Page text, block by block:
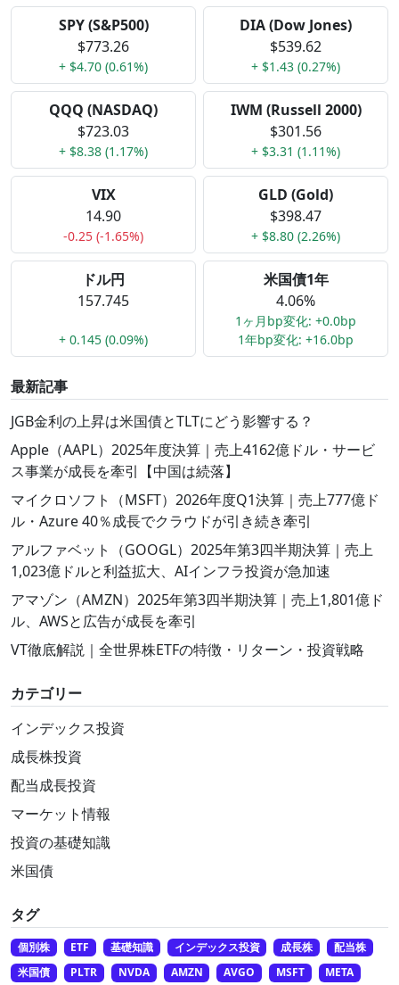
SPY (S&P500)
$773.26
+ $4.70 (0.61%)
DIA (Dow Jones)
$539.62
+ $1.43 (0.27%)
QQQ (NASDAQ)
$723.03
+ $8.38 (1.17%)
IWM (Russell 2000)
$301.56
+ $3.31 (1.11%)
VIX
14.90
-0.25 (-1.65%)
GLD (Gold)
$398.47
+ $8.80 (2.26%)
ドル円
157.745
+ 0.145 (0.09%)
米国債1年
4.06%
1ヶ月bp変化: +0.0bp
1年bp変化: +16.0bp
最新記事
JGB金利の上昇は米国債とTLTにどう影響する？
Apple（AAPL）2025年度決算｜売上4162億ドル・サービ
ス事業が成長を牽引【中国は続落】
マイクロソフト（MSFT）2026年度Q1決算｜売上777億ド
ル・Azure 40％成長でクラウドが引き続き牽引
アルファベット（GOOGL）2025年第3四半期決算｜売上
1,023億ドルと利益拡大、AIインフラ投資が急加速
アマゾン（AMZN）2025年第3四半期決算｜売上1,801億ド
ル、AWSと広告が成長を牽引
VT徹底解説｜全世界株ETFの特徴・リターン・投資戦略
カテゴリー
インデックス投資
成長株投資
配当成長投資
マーケット情報
投資の基礎知識
米国債
タグ
個別株 ETF 基礎知識 インデックス投資 成長株
配当株
米国債
PLTR NVDA AMZN AVGO MSFT
META